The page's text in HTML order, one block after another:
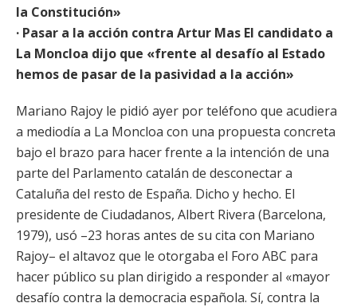
la Constitución»
· Pasar a la acción contra Artur Mas El candidato a
La Moncloa dijo que «frente al desafío al Estado
hemos de pasar de la pasividad a la acción»
Mariano Rajoy le pidió ayer por teléfono que acudiera
a mediodía a La Moncloa con una propuesta concreta
bajo el brazo para hacer frente a la intención de una
parte del Parlamento catalán de desconectar a
Cataluña del resto de España. Dicho y hecho. El
presidente de Ciudadanos, Albert Rivera (Barcelona,
1979), usó –23 horas antes de su cita con Mariano
Rajoy– el altavoz que le otorgaba el Foro ABC para
hacer público su plan dirigido a responder al «mayor
desafío contra la democracia española. Sí, contra la